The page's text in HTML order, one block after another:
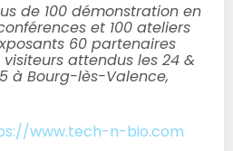
de 100 démonstration en
et 100 ateliers
60 partenaires
attendus les 24 &
à Bourg-lès-Valence,
www.tech-n-bio.com